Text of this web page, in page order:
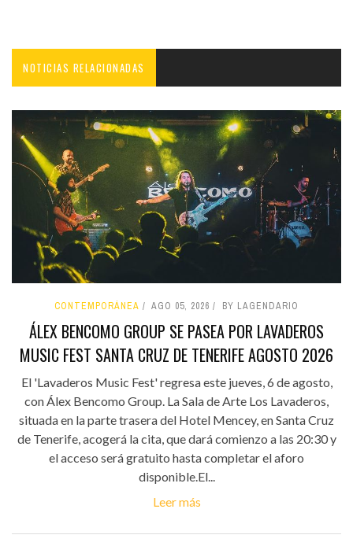
NOTICIAS RELACIONADAS
CONTEMPORÁNEA AGO 05, 2026 BY LAGENDARIO
ÁLEX BENCOMO GROUP SE PASEA POR LAVADEROS
MUSIC FEST SANTA CRUZ DE TENERIFE AGOSTO 2026
El 'Lavaderos Music Fest' regresa este jueves, 6 de agosto,
con Álex Bencomo Group. La Sala de Arte Los Lavaderos,
situada en la parte trasera del Hotel Mencey, en Santa Cruz
de Tenerife, acogerá la cita, que dará comienzo a las 20:30 y
el acceso será gratuito hasta completar el aforo
disponible.El...
Leer más